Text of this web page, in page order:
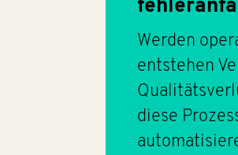
Werden
entstehen
diese